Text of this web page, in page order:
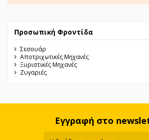
Προσωπική Φροντίδα
Σεσουάρ
Αποτριχωτικές Μηχανές
Ξυριστικές Μηχανές
Ζυγαριές
Εγγραφή στο